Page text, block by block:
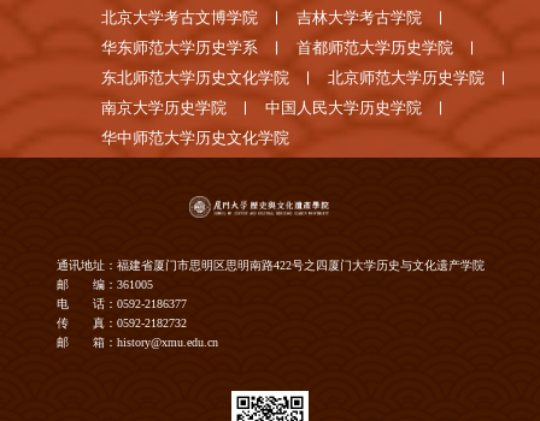
北京大学考古文博学院
吉林大学考古学院
华东师范大学历史学系
首都师范大学历史学院
东北师范大学历史文化学院
北京师范大学历史学院
南京大学历史学院
中国人民大学历史学院
华中师范大学历史文化学院
通讯地址：福建省厦门市思明区思明南路422号之四厦门大学历史与文化遗产学院
邮 编：361005
电 话：0592-2186377
传 真：0592-2182732
邮 箱：history@xmu.edu.cn